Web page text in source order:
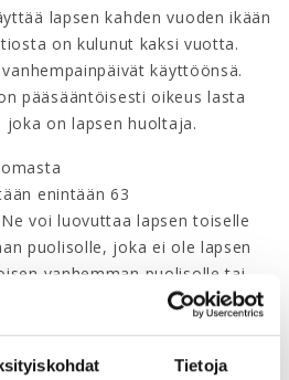
Tietoja
lapsen kahden vuoden ikään
on kulunut kaksi vuotta.
käyttöönsä.
pääsääntöisesti oikeus lasta
on lapsen huoltaja.
enintään 63
voi luovuttaa lapsen toiselle
puolisolle, joka ei ole lapsen
vanhemman puolisolle tai
Luovutettavat päivät on myös
henkilön kesken. Tämä